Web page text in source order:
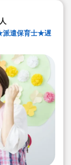
派遣保育士★遅